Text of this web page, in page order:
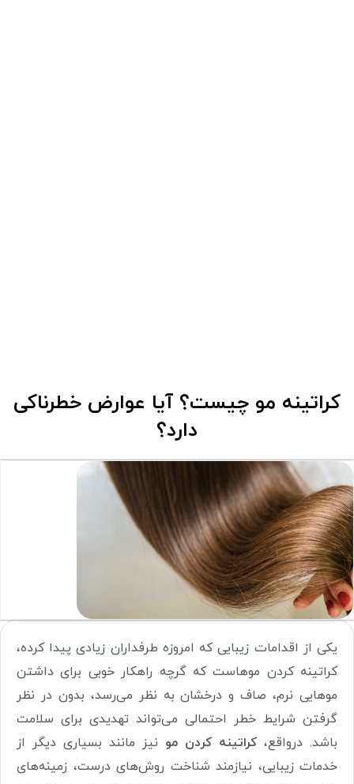
کراتینه مو چیست؟ آیا عوارض خطرناکی
دارد؟
یکی از اقدامات زیبایی که امروزه طرفداران زیادی پیدا کرده،
کراتینه کردن موهاست که گرچه راهکار خوبی برای داشتن
موهایی نرم، صاف و درخشان به نظر می‌رسد، بدون در نظر
گرفتن شرایط خطر احتمالی می‌تواند تهدیدی برای سلامت
باشد. درواقع، کراتینه کردن مو نیز مانند بسیاری دیگر از
خدمات زیبایی، نیازمند شناخت روش‌های درست، زمینه‌های